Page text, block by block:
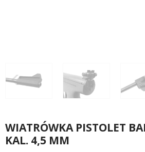
WIATRÓWKA PISTOLET
KAL. 4,5 MM